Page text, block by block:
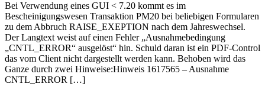
Bei Verwendung eines GUI < 7.20 kommt es im
Bescheinigungswesen Transaktion PM20 bei beliebigen Formularen
zu dem Abbruch RAISE_EXEPTION nach dem Jahreswechsel.
Der Langtext weist auf einen Fehler „Ausnahmebedingung
„CNTL_ERROR“ ausgelöst“ hin. Schuld daran ist ein PDF-Control
das vom Client nicht dargestellt werden kann. Behoben wird das
Ganze durch zwei Hinweise:Hinweis 1617565 – Ausnahme
CNTL_ERROR […]